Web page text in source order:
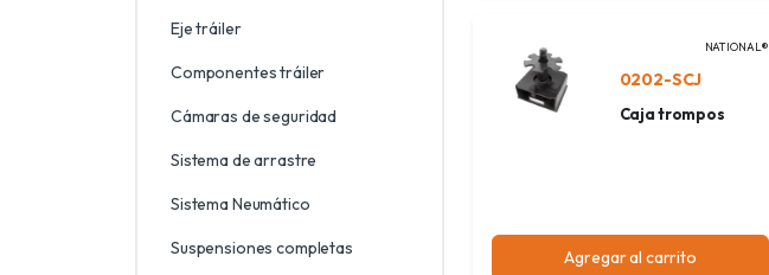
Eje tráiler
Componentes tráiler
Cámaras de seguridad
Sistema de arrastre
Sistema Neumático
Suspensiones completas
NATIONAL®
0202-SCJ
Caja trompos
Agregar al carrito